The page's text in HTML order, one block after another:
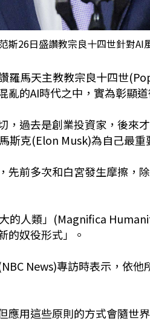
斯26日盛讚教宗良十四世針對AI
羅馬天主教教宗良十四世
的AI時代之中，實為彰顯
，過去是創業投資家，後來
斯克(Elon Musk)為自己最重
先前多次和白宮發生摩擦，
的人類」(Magnifica
的奴役形式」。
News)專訪時表示，依
用這些原則的方式會隨世